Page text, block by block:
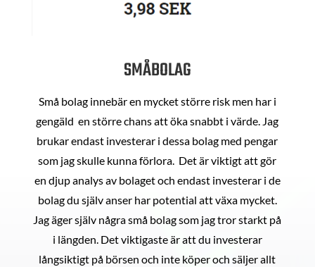
SMÅBOLAG
Små bolag innebär en mycket större risk men har i
gengäld en större chans att öka snabbt i värde. Jag
brukar endast investerar i dessa bolag med pengar
som jag skulle kunna förlora. Det är viktigt att gör
en djup analys av bolaget och endast investerar i de
bolag du själv anser har potential att växa mycket.
Jag äger själv några små bolag som jag tror starkt på
i längden. Det viktigaste är att du investerar
långsiktigt på börsen och inte köper och säljer allt